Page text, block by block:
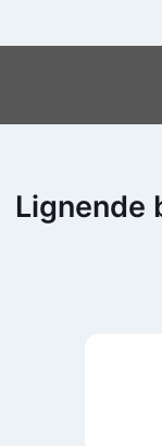
Lignende